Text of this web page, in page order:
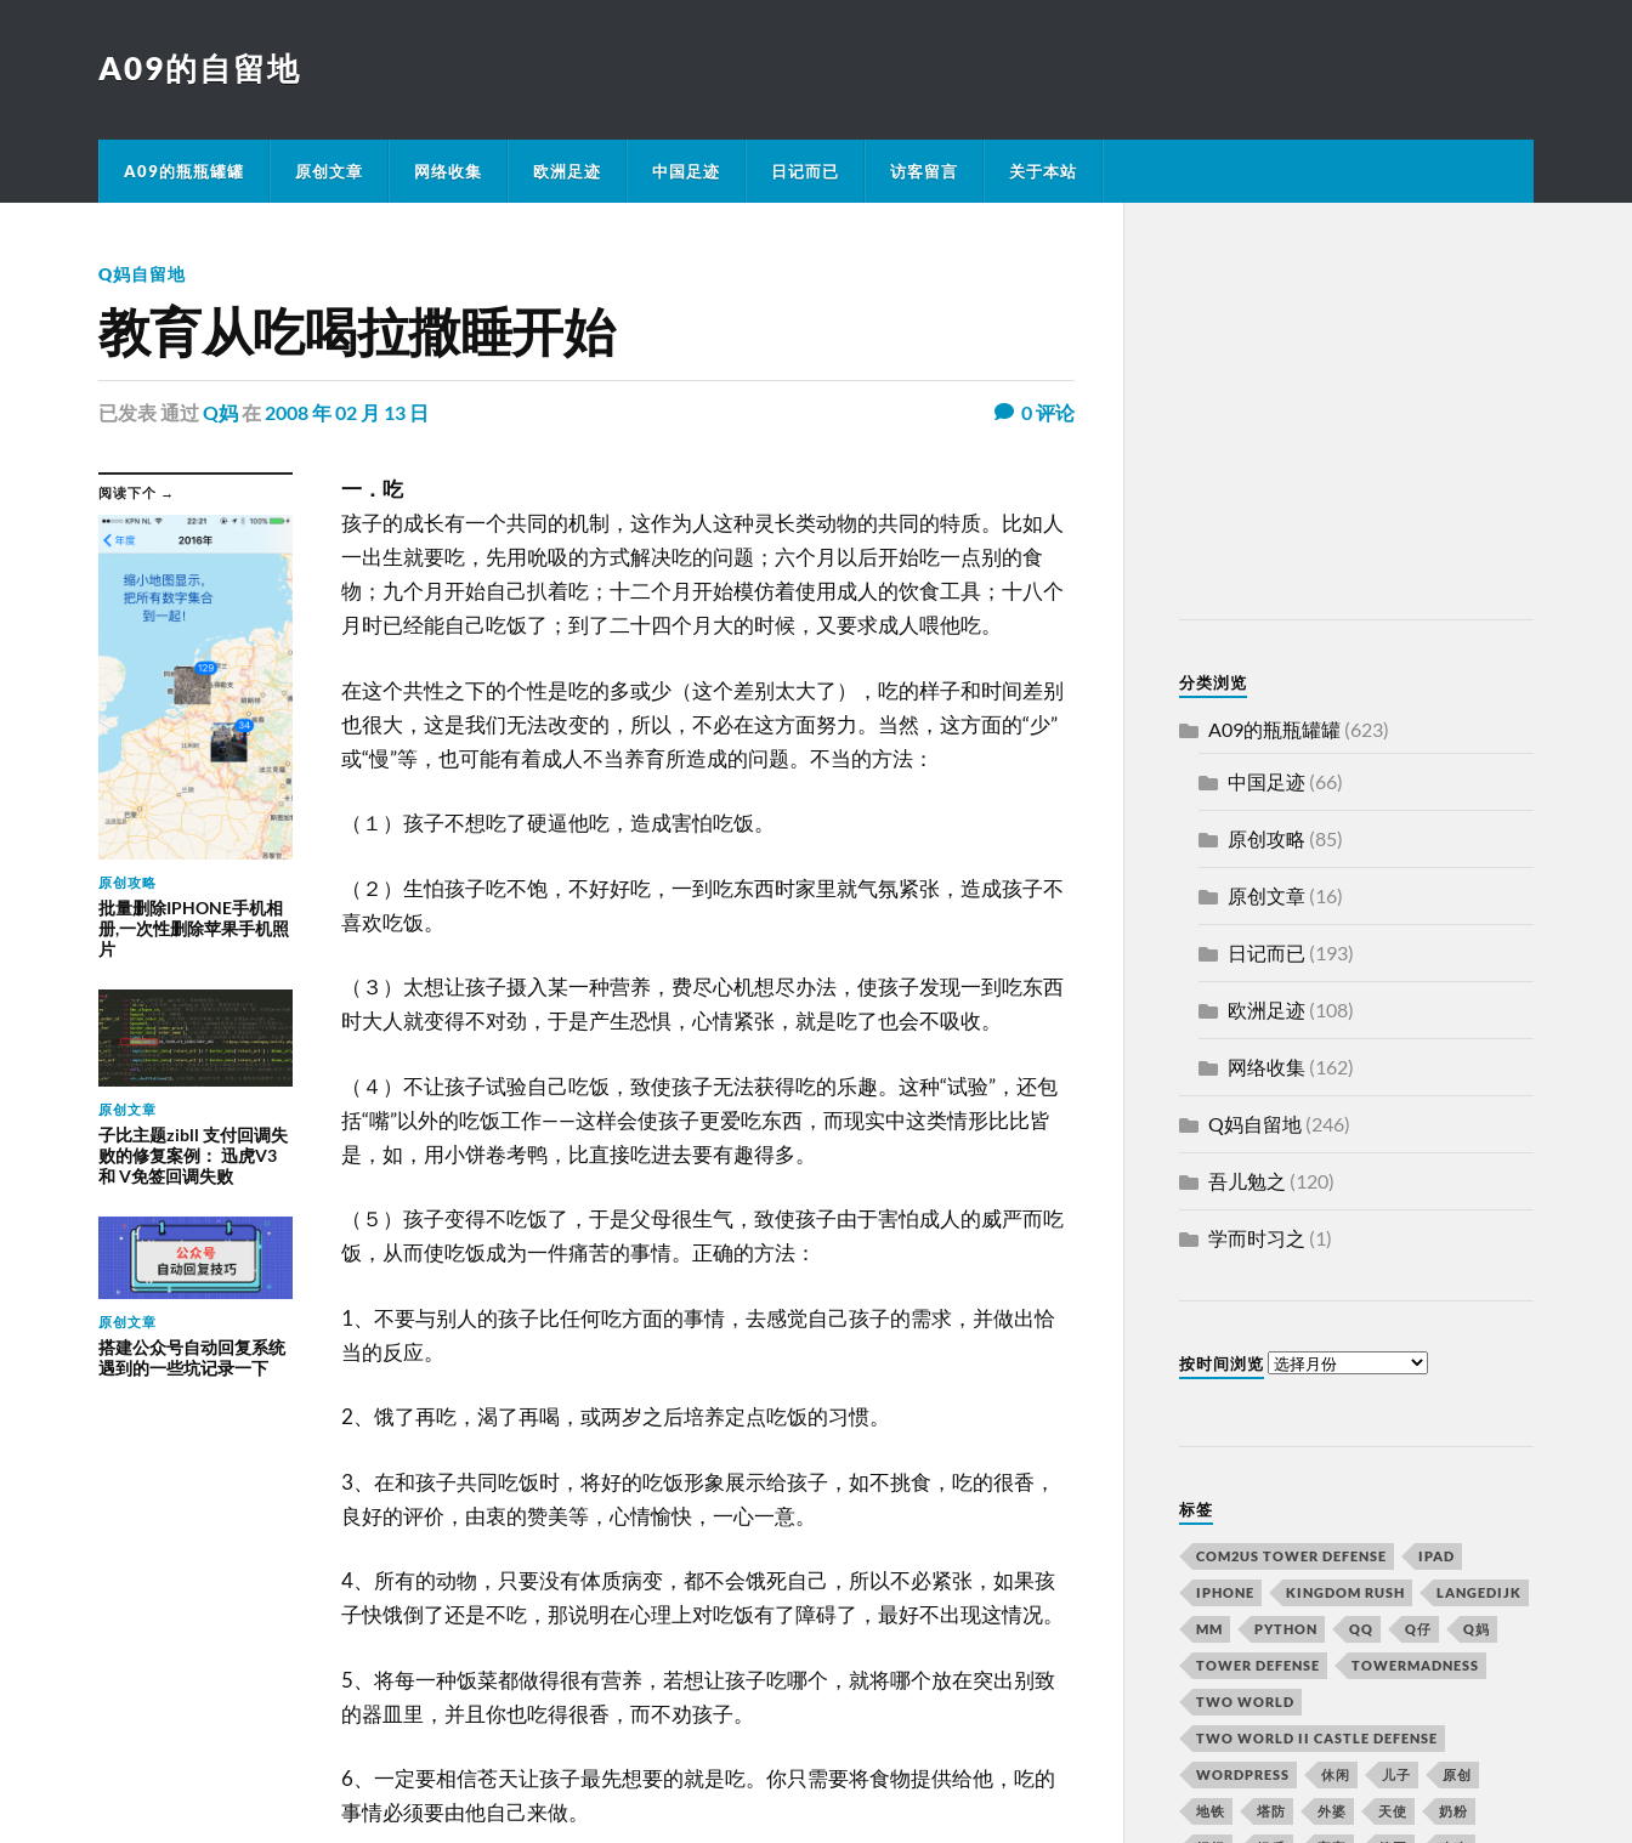
A09的自留地
A09的瓶瓶罐罐 原创文章 网络收集 欧洲足迹 中国足迹 日记而已 访客留言 关于本站
Q妈自留地
教育从吃喝拉撒睡开始
已发表通过Q妈在 2008 年 02 月 13 日 0评论
阅读下个 →
原创攻略
批量删除IPHONE手机相
册,一次性删除苹果手机照
片
原创文章
子比主题zibll 支付回调失
败的修复案例： 迅虎V3
和 V免签回调失败
原创文章
搭建公众号自动回复系统
遇到的一些坑记录一下
一．吃
孩子的成长有一个共同的机制，这作为人这种灵长类动物的共同的特质。比如人
一出生就要吃，先用吮吸的方式解决吃的问题；六个月以后开始吃一点别的食
物；九个月开始自己扒着吃；十二个月开始模仿着使用成人的饮食工具；十八个
月时已经能自己吃饭了；到了二十四个月大的时候，又要求成人喂他吃。
在这个共性之下的个性是吃的多或少（这个差别太大了），吃的样子和时间差别
也很大，这是我们无法改变的，所以，不必在这方面努力。当然，这方面的“少”
或“慢”等，也可能有着成人不当养育所造成的问题。不当的方法：
（１）孩子不想吃了硬逼他吃，造成害怕吃饭。
（２）生怕孩子吃不饱，不好好吃，一到吃东西时家里就气氛紧张，造成孩子不
喜欢吃饭。
（３）太想让孩子摄入某一种营养，费尽心机想尽办法，使孩子发现一到吃东西
时大人就变得不对劲，于是产生恐惧，心情紧张，就是吃了也会不吸收。
（４）不让孩子试验自己吃饭，致使孩子无法获得吃的乐趣。这种“试验”，还包
括“嘴”以外的吃饭工作——这样会使孩子更爱吃东西，而现实中这类情形比比皆
是，如，用小饼卷考鸭，比直接吃进去要有趣得多。
（５）孩子变得不吃饭了，于是父母很生气，致使孩子由于害怕成人的威严而吃
饭，从而使吃饭成为一件痛苦的事情。正确的方法：
1、不要与别人的孩子比任何吃方面的事情，去感觉自己孩子的需求，并做出恰
当的反应。
2、饿了再吃，渴了再喝，或两岁之后培养定点吃饭的习惯。
3、在和孩子共同吃饭时，将好的吃饭形象展示给孩子，如不挑食，吃的很香，
良好的评价，由衷的赞美等，心情愉快，一心一意。
4、所有的动物，只要没有体质病变，都不会饿死自己，所以不必紧张，如果孩
子快饿倒了还是不吃，那说明在心理上对吃饭有了障碍了，最好不出现这情况。
5、将每一种饭菜都做得很有营养，若想让孩子吃哪个，就将哪个放在突出别致
的器皿里，并且你也吃得很香，而不劝孩子。
6、一定要相信苍天让孩子最先想要的就是吃。你只需要将食物提供给他，吃的
事情必须要由他自己来做。
分类浏览
A09的瓶瓶罐罐(623)
中国足迹(66)
原创攻略 (85)
原创文章(16)
日记而已 (193)
欧洲足迹(108)
网络收集(162)
Q妈自留地(246)
吾儿勉之 (120)
学而时习之 (1)
按时间浏览
标签
COM2US TOWER DEFENSE IPAD
IPHONE KINGDOM RUSH LANGEDIJK
MM PYTHON QQ Q仔 Q妈
TOWER DEFENSE TOWERMADNESS
TWO WORLD
TWO WORLD II CASTLE DEFENSE
WORDPRESS 休闲 儿子 原创
地铁 塔防 外婆 天使 奶粉